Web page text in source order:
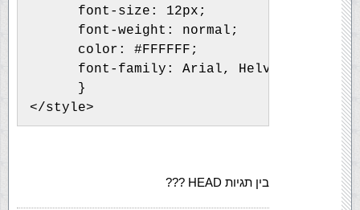
font-size: 12px;
font-weight: normal;
color: #FFFFFF;
font-family: Arial, Helvetica,
}
</style>
בין תגיות HEAD ???